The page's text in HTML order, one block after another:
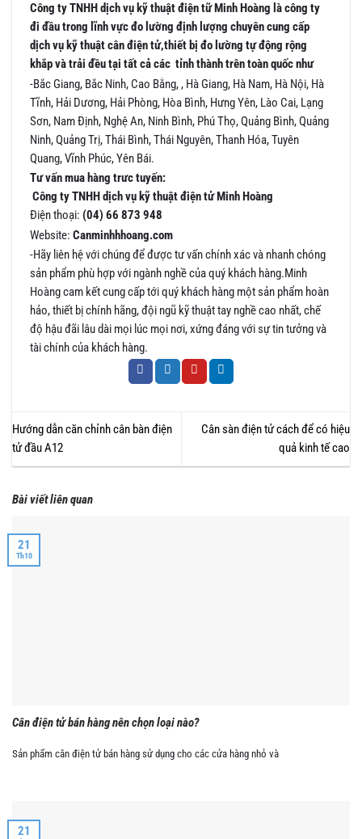
Công ty TNHH dịch vụ kỹ thuật điện tữ Minh Hoàng là công ty
đi đầu trong lĩnh vực đo lường định lượng chuyên cung cấp
dịch vụ kỹ thuật cân điện tử,thiết bị đo lường tự động rộng
khắp và trải đều tại tất cả các tỉnh thành trên toàn quốc như
-Bắc Giang, Bắc Ninh, Cao Bằng, , Hà Giang, Hà Nam, Hà Nội, Hà
Tĩnh, Hải Dương, Hải Phòng, Hòa Bình, Hưng Yên, Lào Cai, Lạng
Sơn, Nam Định, Nghệ An, Ninh Bình, Phú Thọ, Quảng Bình, Quảng
Ninh, Quảng Trị, Thái Bình, Thái Nguyên, Thanh Hóa, Tuyên
Quang, Vĩnh Phúc, Yên Bái.
Tư vấn mua hàng trưc tuyến:
Công ty TNHH dịch vụ kỹ thuật điện tử Minh Hoàng
Điện thoại: (04) 66 873 948
Website:Canminhhhoang.com
-Hãy liên hệ với chúng để được tư vấn chính xác và nhanh chóng
sản phẩm phù hợp với ngành nghề của quý khách hàng.Minh
Hoàng cam kết cung cấp tới quý khách hàng một sản phẩm hoàn
hảo, thiết bị chính hãng, đội ngũ kỹ thuật tay nghề cao nhất, chế
độ hậu đãi lâu dài mọi lúc mọi nơi, xứng đáng với sự tin tưởng và
tài chính của khách hàng.
Hướng dẫn căn chỉnh cân bàn điện
tử đầu A12
Cân sàn điện tử cách để có hiệu
quả kinh tế cao
Bài viết liên quan
Cân điện tử bán hàng nên chọn loại nào?
Sản phẩm cân điện tử bán hàng sử dụng cho các cửa hàng nhỏ và
21
Th10
21